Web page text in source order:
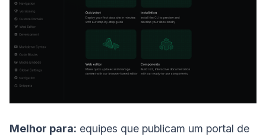
Melhor para: equipes que publicam um portal de